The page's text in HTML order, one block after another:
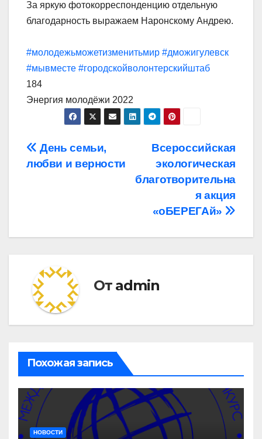
За яркую фотокорреспонденцию отдельную
благодарность выражаем Наронскому Андрею.
#молодежьможетизменитьмир #дможигулевск
#мывместе #городскойволонтерскийштаб
184
Энергия молодёжи 2022
Навигация
Всероссийская
экологическая
благотворительна
я акция
«оБЕРЕГАй»
День семьи,
любви и верности
От admin
Похожая запись
НОВОСТИ